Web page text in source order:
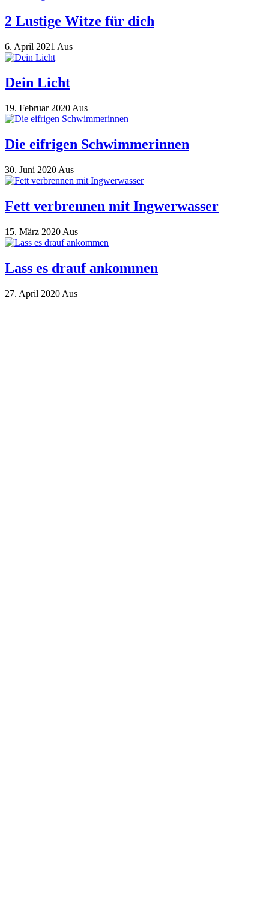
2 Lustige Witze für dich
6. April 2021 Aus
Dein Licht
19. Februar 2020 Aus
Die eifrigen Schwimmerinnen
30. Juni 2020 Aus
Fett verbrennen mit Ingwerwasser
15. März 2020 Aus
Lass es drauf ankommen
27. April 2020 Aus